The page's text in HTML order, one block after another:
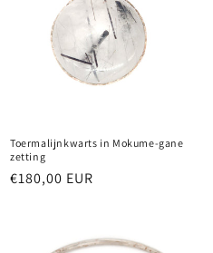
Toermalijnkwarts in Mokume-gane
zetting
Normale
€180,00 EUR